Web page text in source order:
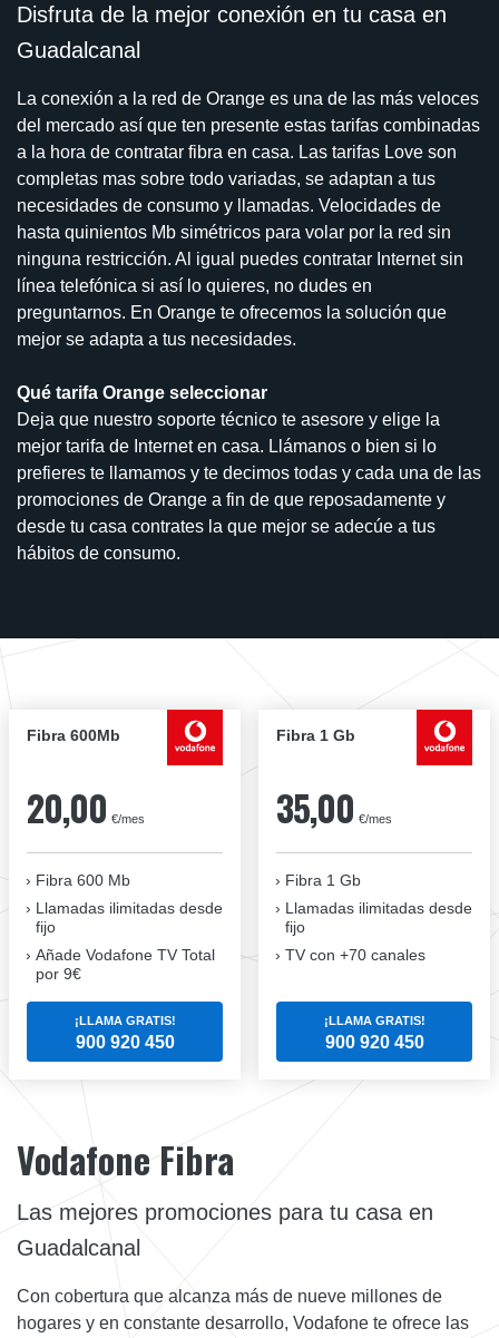
Disfruta de la mejor conexión en tu casa en
Guadalcanal
La conexión a la red de Orange es una de las más veloces
del mercado así que ten presente estas tarifas combinadas
a la hora de contratar fibra en casa. Las tarifas Love son
completas mas sobre todo variadas, se adaptan a tus
necesidades de consumo y llamadas. Velocidades de
hasta quinientos Mb simétricos para volar por la red sin
ninguna restricción. Al igual puedes contratar Internet sin
línea telefónica si así lo quieres, no dudes en
preguntarnos. En Orange te ofrecemos la solución que
mejor se adapta a tus necesidades.
Qué tarifa Orange seleccionar
Deja que nuestro soporte técnico te asesore y elige la
mejor tarifa de Internet en casa. Llámanos o bien si lo
prefieres te llamamos y te decimos todas y cada una de las
promociones de Orange a fin de que reposadamente y
desde tu casa contrates la que mejor se adecúe a tus
hábitos de consumo.
Fibra 600Mb
20,00 €/mes
Fibra 600 Mb
Llamadas ilimitadas desde
fijo
Añade Vodafone TV Total
por 9€
¡LLAMA GRATIS!
900 920 450
Fibra 1 Gb
35,00 €/mes
Fibra 1 Gb
Llamadas ilimitadas desde
fijo
TV con +70 canales
¡LLAMA GRATIS!
900 920 450
Vodafone Fibra
Las mejores promociones para tu casa en
Guadalcanal
Con cobertura que alcanza más de nueve millones de
hogares y en constante desarrollo, Vodafone te ofrece las